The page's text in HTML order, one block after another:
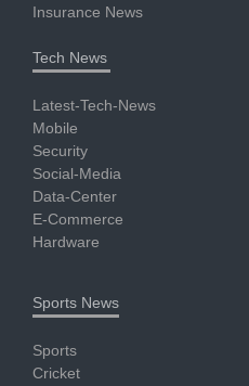
Insurance News
Tech News
Latest-Tech-News
Mobile
Security
Social-Media
Data-Center
E-Commerce
Hardware
Sports News
Sports
Cricket